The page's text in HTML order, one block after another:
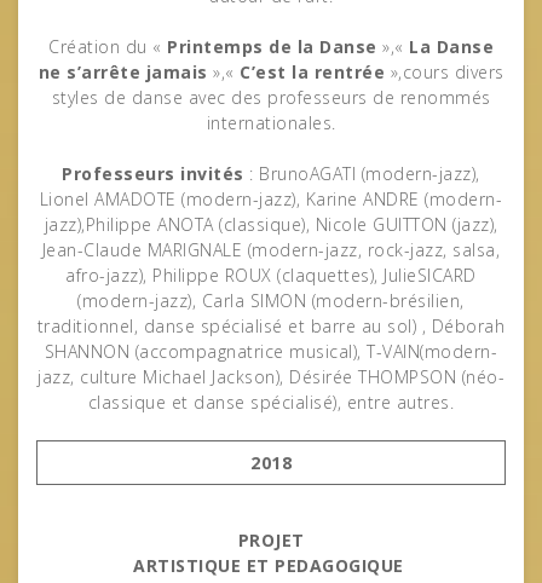
Création du « Printemps de la Danse »,« La Danse
ne s’arrête jamais »,« C’est la rentrée »,cours divers
styles de danse avec des professeurs de renommés
internationales.
Professeurs invités : BrunoAGATI (modern-jazz),
Lionel AMADOTE (modern-jazz), Karine ANDRE (modern-
jazz),Philippe ANOTA (classique), Nicole GUITTON (jazz),
Jean-Claude MARIGNALE (modern-jazz, rock-jazz, salsa,
afro-jazz), Philippe ROUX (claquettes), JulieSICARD
(modern-jazz), Carla SIMON (modern-brésilien,
traditionnel, danse spécialisé et barre au sol) , Déborah
SHANNON (accompagnatrice musical), T-VAIN(modern-
jazz, culture Michael Jackson), Désirée THOMPSON (néo-
classique et danse spécialisé), entre autres.
2018
PROJET
ARTISTIQUE ET PEDAGOGIQUE